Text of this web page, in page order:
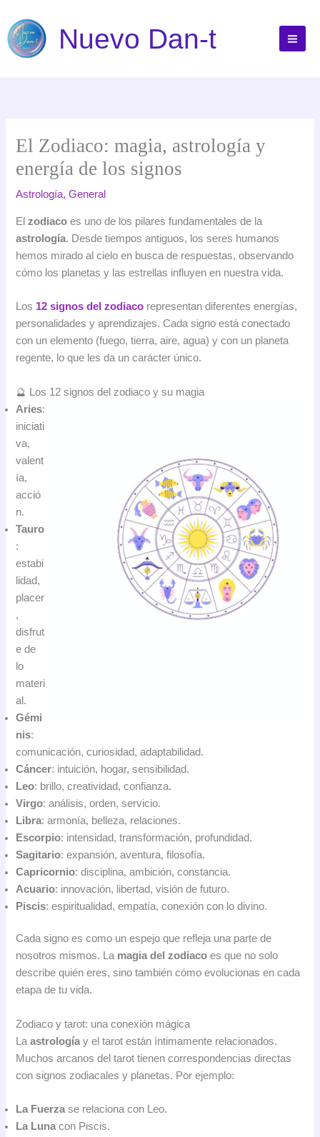
contenido
Nuevo Dan-t
El Zodiaco: magia, astrología y
energía de los signos
Astrología,General
Elzodiaco es uno de los pilares fundamentales de la
astrología. Desde tiempos antiguos, los seres humanos
hemos mirado al cielo en busca de respuestas, observando
cómo los planetas y las estrellas influyen en nuestra vida.
Los 12 signos del zodiaco representan diferentes energías,
personalidades y aprendizajes. Cada signo está conectado
con un elemento (fuego, tierra, aire, agua) y con un planeta
regente, lo que les da un carácter único.
🔮 Los 12 signos del zodiaco y su magia
Aries:
iniciati
va,
valent
ía,
acció
n.
Tauro
:
estabi
lidad,
placer
,
disfrut
e de
lo
materi
al.
Gémi
nis:
comunicación, curiosidad, adaptabilidad.
Cáncer: intuición, hogar, sensibilidad.
Leo: brillo, creatividad, confianza.
Virgo: análisis, orden, servicio.
Libra: armonía, belleza, relaciones.
Escorpio: intensidad, transformación, profundidad.
Sagitario: expansión, aventura, filosofía.
Capricornio: disciplina, ambición, constancia.
Acuario: innovación, libertad, visión de futuro.
Piscis: espiritualidad, empatía, conexión con lo divino.
Cada signo es como un espejo que refleja una parte de
nosotros mismos. La magia del zodiaco es que no solo
describe quién eres, sino también cómo evolucionas en cada
etapa de tu vida.
Zodiaco y tarot: una conexión mágica
Laastrología y el tarot están íntimamente relacionados.
Muchos arcanos del tarot tienen correspondencias directas
con signos zodiacales y planetas. Por ejemplo:
La Fuerza se relaciona con Leo.
La Luna con Piscis.